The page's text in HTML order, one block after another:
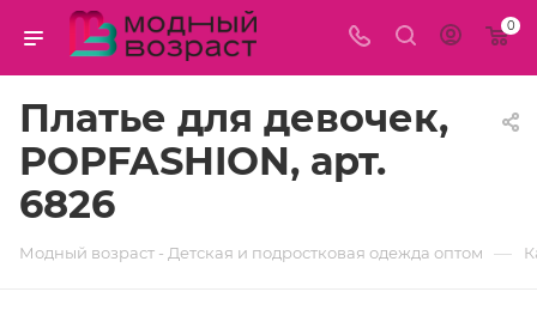
0
Платье для девочек,
POPFASHION, арт.
6826
Модный возраст - Детская и подростковая одежда оптом —